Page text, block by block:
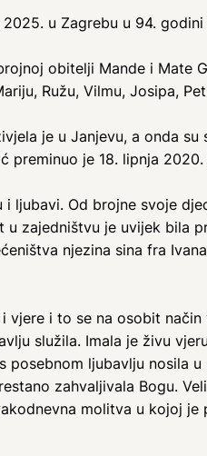
u Zagrebu u 94.
obitelji Mande i Mate
Ružu, Vilmu, Josipa,
je u Janjevu, a onda
preminuo je 18. lipnja
ljubavi. Od brojne svoje
zajedništvu je uvijek bila
njezina sina fra
i to se na osobit
služila. Imala je živu
ljubavlju nosila
zahvaljivala Bogu.
molitva u kojoj